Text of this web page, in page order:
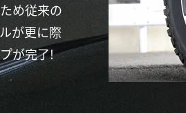
め従来の
が更に際
が完了!